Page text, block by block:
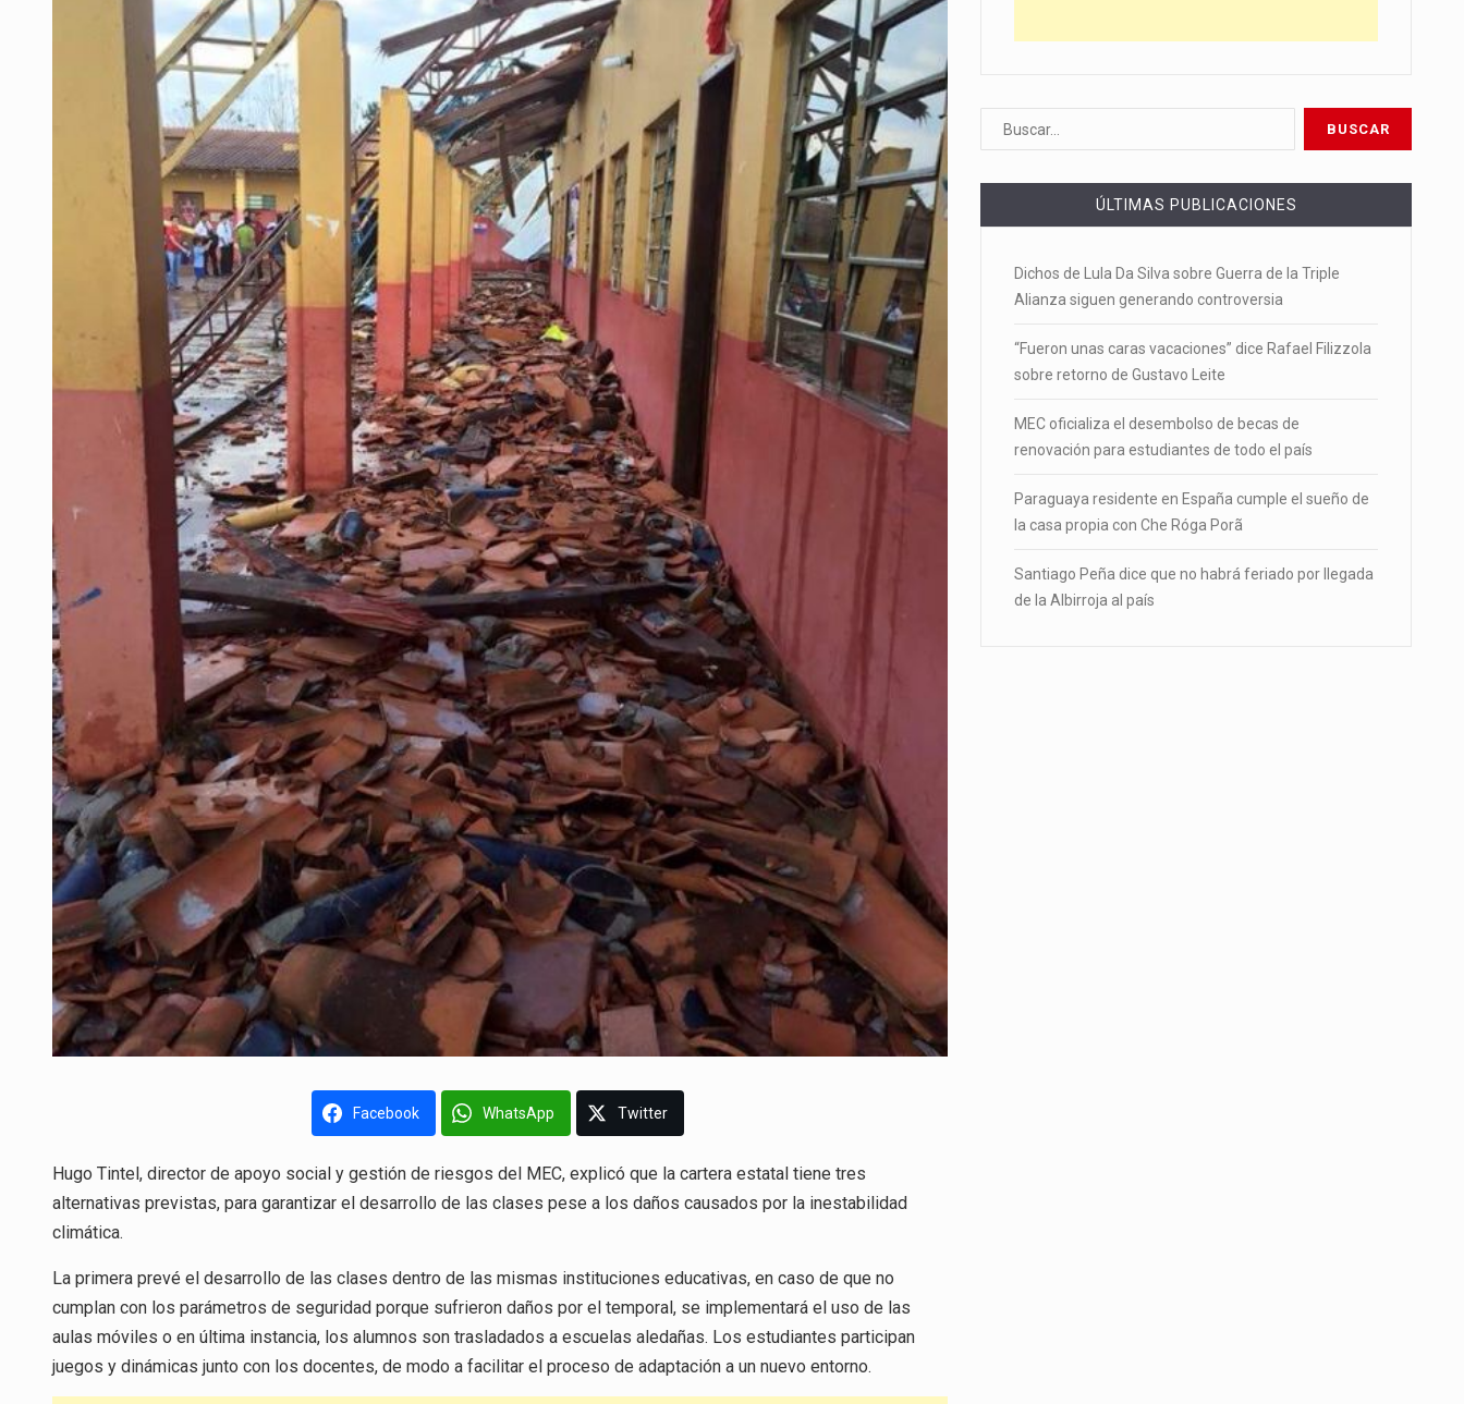
Facebook WhatsApp Twitter
Hugo Tintel, director de apoyo social y gestión de riesgos del MEC, explicó que la cartera estatal tiene tres
alternativas previstas, para garantizar el desarrollo de las clases pese a los daños causados por la inestabilidad
climática.
La primera prevé el desarrollo de las clases dentro de las mismas instituciones educativas, en caso de que no
cumplan con los parámetros de seguridad porque sufrieron daños por el temporal, se implementará el uso de las
aulas móviles o en última instancia, los alumnos son trasladados a escuelas aledañas. Los estudiantes participan
juegos y dinámicas junto con los docentes, de modo a facilitar el proceso de adaptación a un nuevo entorno.
ÚLTIMAS PUBLICACIONES
Dichos de Lula Da Silva sobre Guerra de la Triple
Alianza siguen generando controversia
“Fueron unas caras vacaciones” dice Rafael Filizzola
sobre retorno de Gustavo Leite
MEC oficializa el desembolso de becas de
renovación para estudiantes de todo el país
Paraguaya residente en España cumple el sueño de
la casa propia con Che Róga Porã
Santiago Peña dice que no habrá feriado por llegada
de la Albirroja al país